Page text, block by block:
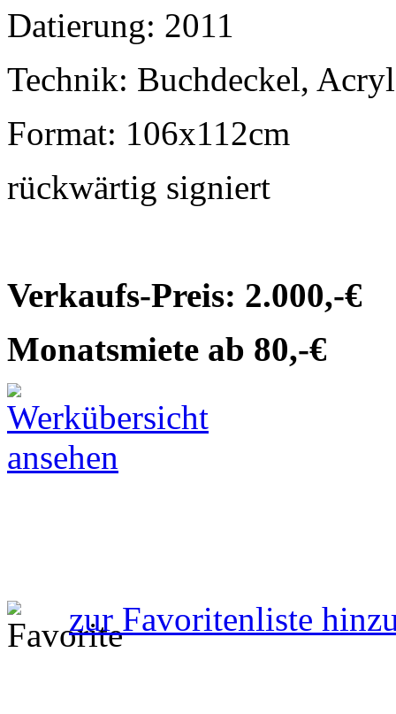
Datierung: 2011
Technik: Buchdeckel,
Format: 106x112cm
rückwärtig signiert
Verkaufs-Preis: 2.000,-€
Monatsmiete ab 80,-€
zur Favoritenliste